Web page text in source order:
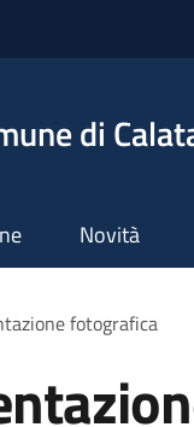
di
Novità
pane
fotografica